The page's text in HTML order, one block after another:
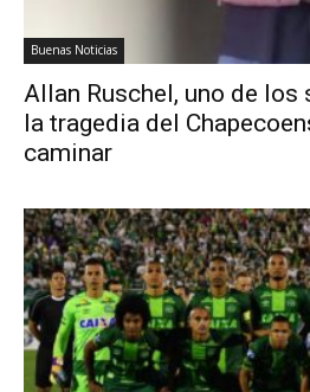
Buenas Noticias
Allan Ruschel, uno de los
la tragedia del
caminar